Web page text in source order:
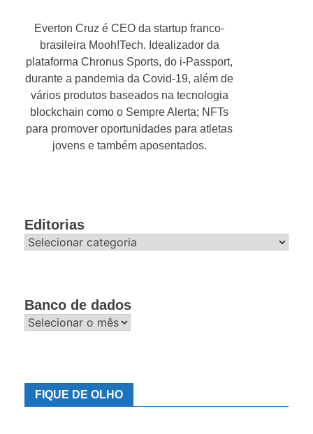
Everton Cruz é CEO da startup franco-
brasileira Mooh!Tech. Idealizador da
plataforma Chronus Sports, do i-Passport,
durante a pandemia da Covid-19, além de
vários produtos baseados na tecnologia
blockchain como o Sempre Alerta; NFTs
para promover oportunidades para atletas
jovens e também aposentados.
Editorias
Editorias
Banco de dados
Banco
FIQUE DE OLHO